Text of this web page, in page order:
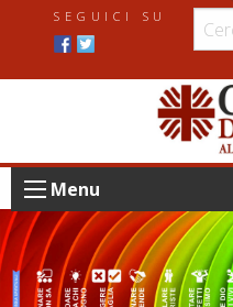
c
n
t
e
SEGUICI SU
Menu